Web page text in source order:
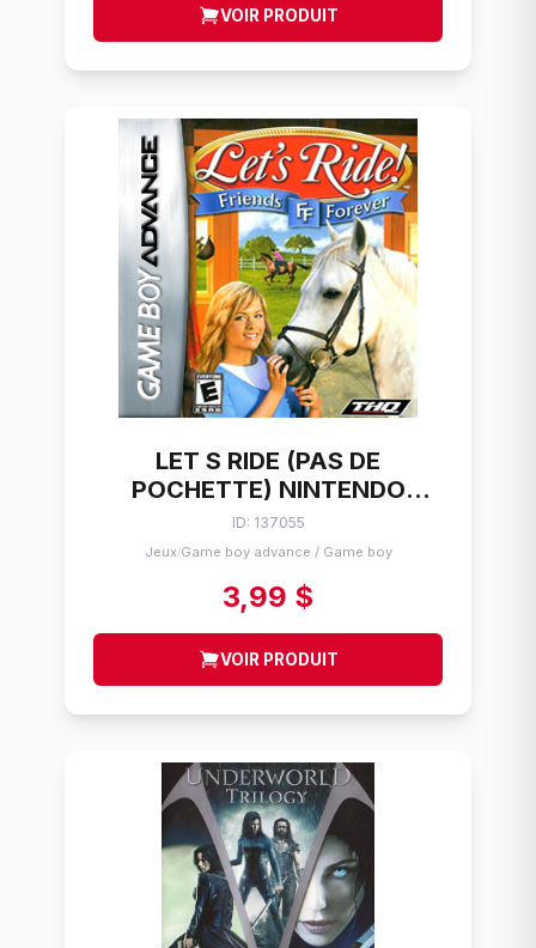
VOIR PRODUIT
LET S RIDE (PAS DE
POCHETTE) NINTENDO
GAMEBOY
ID: 137055
Jeux/Game boy advance / Game boy
3,99 $
VOIR PRODUIT